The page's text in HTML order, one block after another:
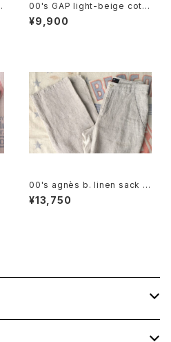
00's GAP light-beige cotto
n-twill cargo Shorts
¥9,900
00's agnès b. linen sack st
raight leg Pants
¥13,750